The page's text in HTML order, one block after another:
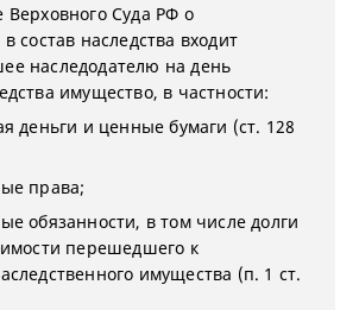
Верховного Суда РФ о
состав наследства входит
наследодателю на день
имущество, в частности:
деньги и ценные бумаги (ст. 128
права;
обязанности, в том числе долги
перешедшего к
имущества (п. 1 ст.